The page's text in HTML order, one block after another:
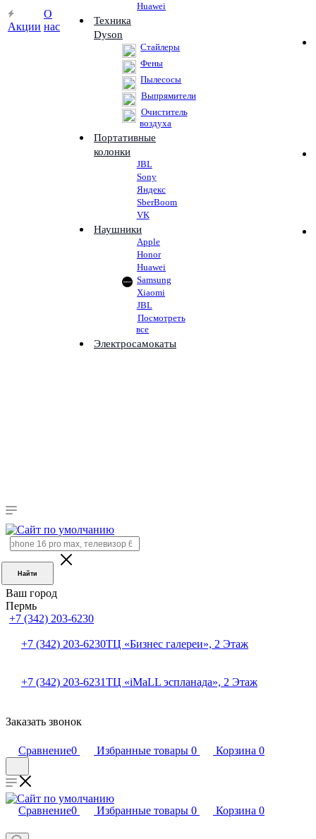
Акции
О
нас
Huawei
Техника
Dyson
Стайлеры
Фены
Пылесосы
Выпрямители
Очиститель
воздуха
Портативные
колонки
JBL
Sony
Яндекс
SberBoom
VK
Наушники
Apple
Honor
Huawei
Samsung
Xiaomi
JBL
Посмотреть
все
Электросамокаты
Найти
Ваш город
Пермь
+7 (342) 203-6230
+7 (342) 203-6230ТЦ «Бизнес галереи», 2 Этаж
+7 (342) 203-6231ТЦ «iMaLL эспланада», 2 Этаж
Заказать звонок
Сравнение0 Избранные товары 0 Корзина 0
Сравнение0 Избранные товары 0 Корзина 0